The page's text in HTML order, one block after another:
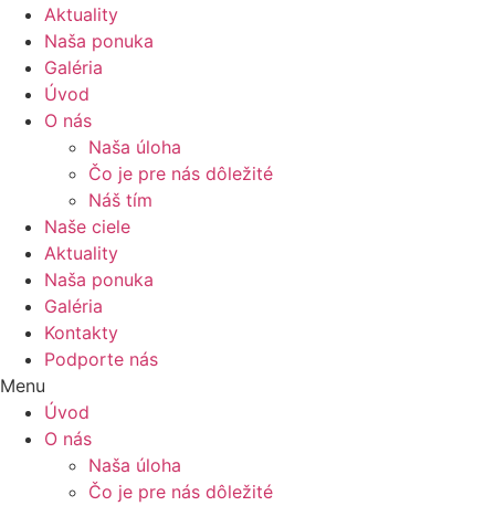
Aktuality
Naša ponuka
Galéria
Úvod
O nás
Naša úloha
Čo je pre nás dôležité
Náš tím
Naše ciele
Aktuality
Naša ponuka
Galéria
Kontakty
Podporte nás
Menu
Úvod
O nás
Naša úloha
Čo je pre nás dôležité